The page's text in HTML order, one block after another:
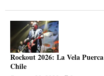
Rockout 2026: La Vela
Chile